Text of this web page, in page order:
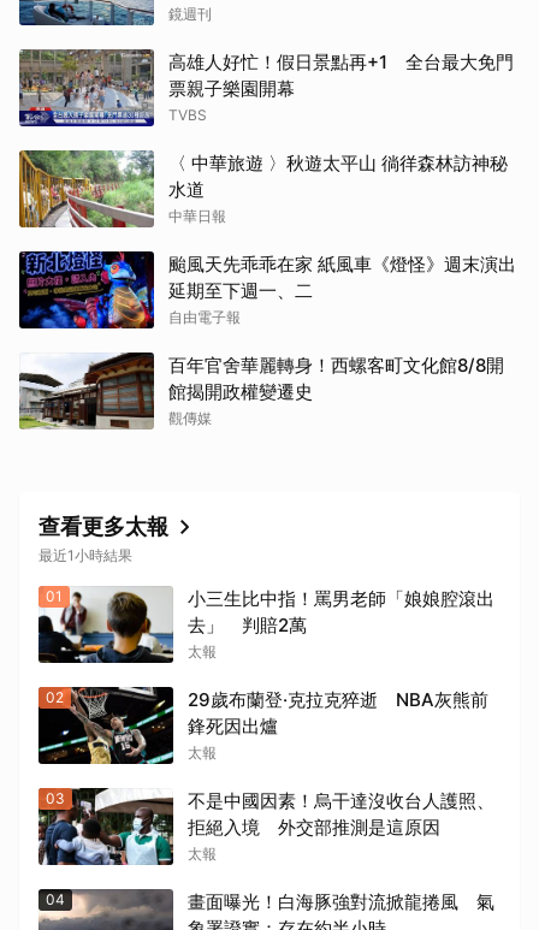
一日生活公開
鏡週刊
高雄人好忙！假日景點再+1 全台最大免門
票親子樂園開幕
TVBS
〈 中華旅遊 〉秋遊太平山 徜徉森林訪神秘
水道
中華日報
颱風天先乖乖在家 紙風車《燈怪》週末演出
延期至下週一、二
自由電子報
百年官舍華麗轉身！西螺客町文化館8/8開
館揭開政權變遷史
觀傳媒
查看更多太報
最近1小時結果
01
小三生比中指！罵男老師「娘娘腔滾出
去」 判賠2萬
太報
02
29歲布蘭登·克拉克猝逝 NBA灰熊前
鋒死因出爐
太報
03
不是中國因素！烏干達沒收台人護照、
拒絕入境 外交部推測是這原因
太報
04
畫面曝光！白海豚強對流掀龍捲風 氣